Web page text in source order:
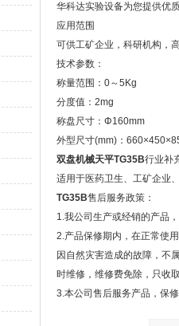
华科达实验设备为您提供优
应用范围
可供工矿企业，科研机构，
技术参数：
称量范围：0～5Kg
分度值：2mg
称盘尺寸：Φ160mm
外型尺寸(mm)：
双盘机械天平TG35B行业补
适用于医药卫生、工矿企业
TG35B售后服务政策：
1.我公司生产或经销的产品
2.产品保修期内，在正常使
因自然灾害造成的故障，不
时维修，维修费免除，只收取
3.本公司售后服务产品，保